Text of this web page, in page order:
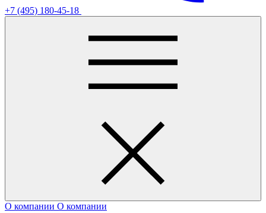
+7 (495) 180-45-18
О компании О компании